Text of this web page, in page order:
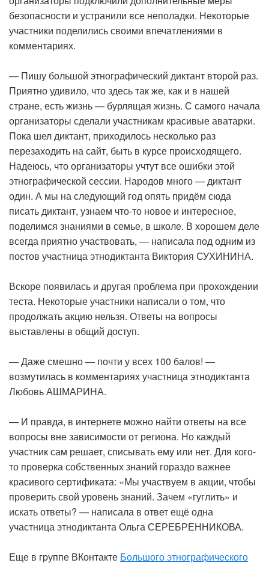
безопасности и устранили все неполадки. Некоторые
участники поделились своими впечатлениями в
комментариях.
— Пишу большой этнографический диктант второй раз.
Приятно удивило, что здесь так же, как и в нашей
стране, есть жизнь — бурлящая жизнь. С самого начала
организаторы сделали участникам красивые аватарки.
Пока шел диктант, приходилось несколько раз
перезаходить на сайт, быть в курсе происходящего.
Надеюсь, что организаторы учтут все ошибки этой
этнографической сессии. Народов много — диктант
один. А мы на следующий год опять придём сюда
писать диктант, узнаем что-то новое и интересное,
поделимся знаниями в семье, в школе. В хорошем деле
всегда приятно участвовать, — написала под одним из
постов участница этнодиктанта Виктория СУХИНИНА.
Вскоре появилась и другая проблема при прохождении
теста. Некоторые участники написали о том, что
продолжать акцию нельзя. Ответы на вопросы
выставлены в общий доступ.
— Даже смешно — почти у всех 100 балов! —
возмутилась в комментариях участница этнодиктанта
Любовь АШМАРИНА.
— И правда, в интернете можно найти ответы на все
вопросы вне зависимости от региона. Но каждый
участник сам решает, списывать ему или нет. Для кого-
то проверка собственных знаний гораздо важнее
красивого сертификата: «Мы участвуем в акции, чтобы
проверить свой уровень знаний. Зачем «гуглить» и
искать ответы? — написала в ответ ещё одна
участница этнодиктанта Ольга СЕРЕБРЕННИКОВА.
Еще в группе ВКонтакте Большого этнографического